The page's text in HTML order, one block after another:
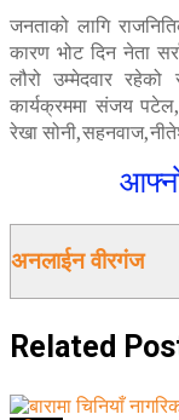
जनताको लागि
कारण भोट दिन नेता
लौरो उम्मेदवार
कार्यक्रममा संजय
रेखा
अनलाईन वीरगंज
Related